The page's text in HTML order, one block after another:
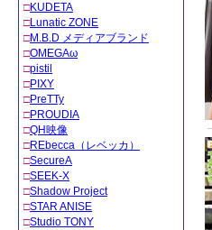
□KUDETA
□Lunatic ZONE
□M.B.D メディアブランド
□OMEGAω
□pistil
□PIXY
□PreTTy
□PROUDIA
□QH映像
□REbecca（レベッカ）
□SecureA
□SEEK-X
□Shadow Project
□STAR ANISE
□Studio TONY